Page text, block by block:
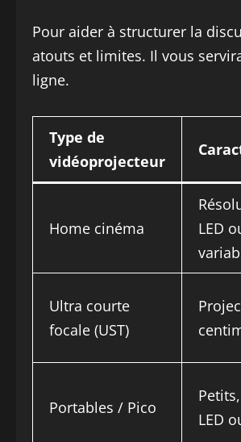
Pour aider à structurer la
atouts et limites. Il vous
ligne.
Type de
vidéoprojecteur
Home cinéma
LED
Ultra courte
focale (UST)
Portables / Pico
LED